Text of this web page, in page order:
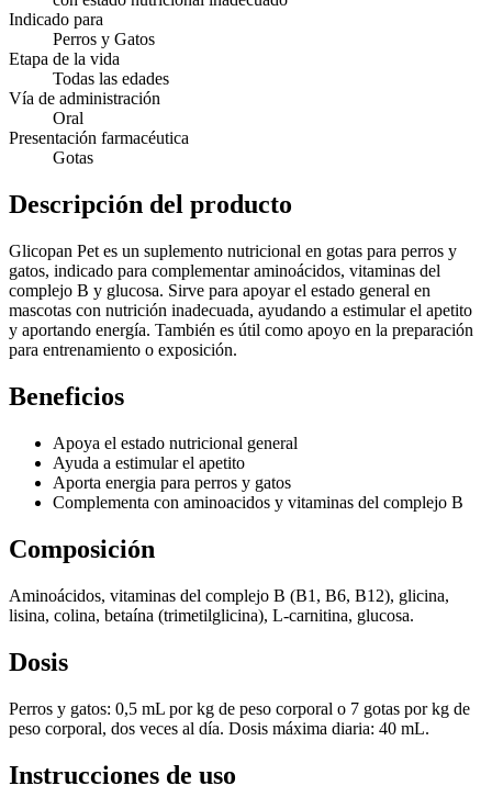
Indicado para
Perros y Gatos
Etapa de la vida
Todas las edades
Vía de administración
Oral
Presentación farmacéutica
Gotas
Descripción del producto
Glicopan Pet es un suplemento nutricional en gotas para perros y
gatos, indicado para complementar aminoácidos, vitaminas del
complejo B y glucosa. Sirve para apoyar el estado general en
mascotas con nutrición inadecuada, ayudando a estimular el apetito
y aportando energía. También es útil como apoyo en la preparación
para entrenamiento o exposición.
Beneficios
Apoya el estado nutricional general
Ayuda a estimular el apetito
Aporta energia para perros y gatos
Complementa con aminoacidos y vitaminas del complejo B
Composición
Aminoácidos, vitaminas del complejo B (B1, B6, B12), glicina,
lisina, colina, betaína (trimetilglicina), L-carnitina, glucosa.
Dosis
Perros y gatos: 0,5 mL por kg de peso corporal o 7 gotas por kg de
peso corporal, dos veces al día. Dosis máxima diaria: 40 mL.
Instrucciones de uso